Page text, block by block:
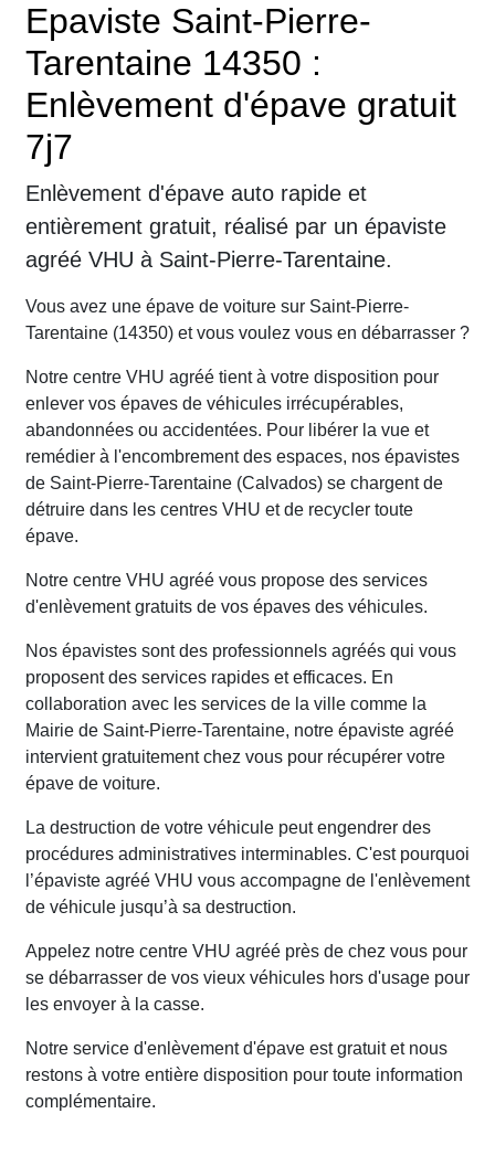
Epaviste Saint-Pierre-
Tarentaine 14350 :
Enlèvement d'épave gratuit
7j7
Enlèvement d'épave auto rapide et
entièrement gratuit, réalisé par un épaviste
agréé VHU à Saint-Pierre-Tarentaine.
Vous avez une épave de voiture sur Saint-Pierre-
Tarentaine (14350) et vous voulez vous en débarrasser ?
Notre centre VHU agréé tient à votre disposition pour
enlever vos épaves de véhicules irrécupérables,
abandonnées ou accidentées. Pour libérer la vue et
remédier à l'encombrement des espaces, nos épavistes
de Saint-Pierre-Tarentaine (Calvados) se chargent de
détruire dans les centres VHU et de recycler toute
épave.
Notre centre VHU agréé vous propose des services
d'enlèvement gratuits de vos épaves des véhicules.
Nos épavistes sont des professionnels agréés qui vous
proposent des services rapides et efficaces. En
collaboration avec les services de la ville comme la
Mairie de Saint-Pierre-Tarentaine, notre épaviste agréé
intervient gratuitement chez vous pour récupérer votre
épave de voiture.
La destruction de votre véhicule peut engendrer des
procédures administratives interminables. C'est pourquoi
l’épaviste agréé VHU vous accompagne de l'enlèvement
de véhicule jusqu’à sa destruction.
Appelez notre centre VHU agréé près de chez vous pour
se débarrasser de vos vieux véhicules hors d'usage pour
les envoyer à la casse.
Notre service d'enlèvement d'épave est gratuit et nous
restons à votre entière disposition pour toute information
complémentaire.